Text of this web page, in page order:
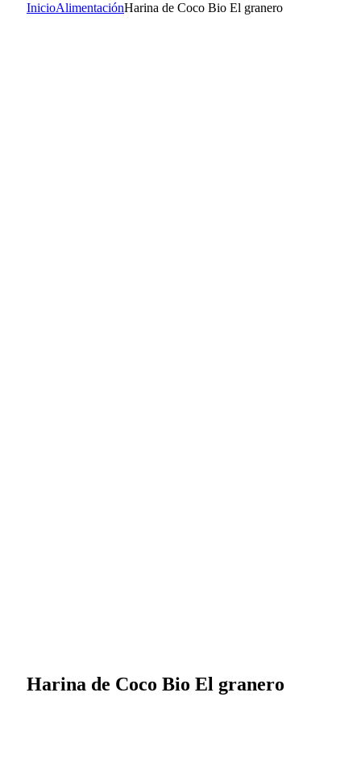
InicioAlimentaciónHarina de Coco Bio El granero
Harina de Coco Bio El granero